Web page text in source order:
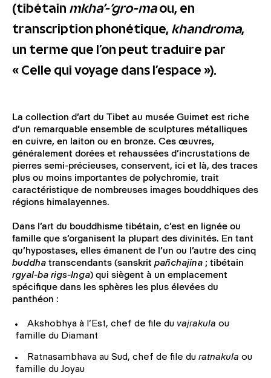
(tibétain mkha'-'gro-maou, en
transcription phonétique, khandroma,
un terme que l’on peut traduire par
« Celle qui voyage dans l’espace »).
La collection d’art du Tibet au musée Guimet est riche
d’un remarquable ensemble de sculptures métalliques
en cuivre, en laiton ou en bronze. Ces œuvres,
généralement dorées et rehaussées d’incrustations de
pierres semi-précieuses, conservent, ici et là, des traces
plus ou moins importantes de polychromie, trait
caractéristique de nombreuses images bouddhiques des
régions himalayennes.
Dans l’art du bouddhisme tibétain, c’est en lignée ou
famille que s’organisent la plupart des divinités. En tant
qu’hypostases, elles émanent de l’un ou l’autre des cinq
buddha transcendants (sanskrit pañchajina ; tibétain
rgyal-ba rigs-lnga) qui siègent à un emplacement
spécifique dans les sphères les plus élevées du
panthéon :
Akshobhya à l’Est, chef de file du vajrakula ou
famille du Diamant
Ratnasambhava au Sud, chef de file du ratnakula ou
famille du Joyau